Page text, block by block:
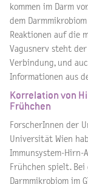
kommen im Darm
dem
Reaktionen auf die
Vagusnerv steht
Verbindung, und
Informationen aus
Korrelation von
Frühchen
ForscherInnen der
Universität Wien
Immunsystem-
Frühchen spielt. Bei
Darmmikrobiom im